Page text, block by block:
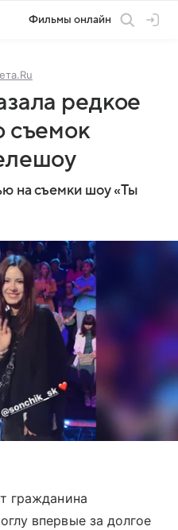
Фильмы онлайн
редкое
съемок
на съемки шоу «Ты
гражданина
впервые за долгое